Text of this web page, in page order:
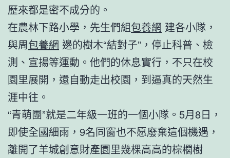
歷來都是密不成分的。
在農林下路小學，先生們組包養網 建各小隊，
與周包養網 邊的樹木“結對子”，停止科普、檢
測、宣揚等運動。他們的休息實行，不只在校
園里展開，還自動走出校園，到逼真的天然生
涯中往。
“青萌團”就是二年級一班的一個小隊。5月8日，
即使全國細雨，9名同窗也不愿廢棄這個機遇，
離開了羊城創意財產園里幾棵高高的棕櫚樹